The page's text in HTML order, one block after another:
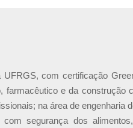
UFRGS, com certificação
farmacêutico e da construção
na área de engenharia
segurança dos